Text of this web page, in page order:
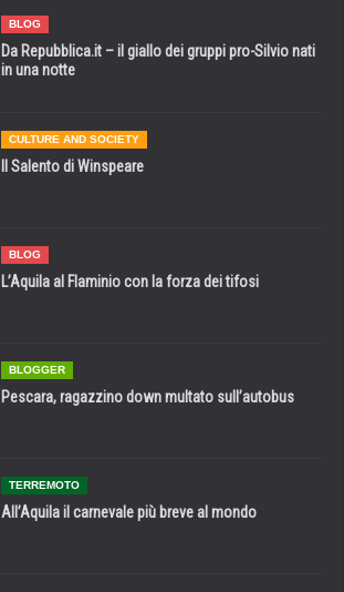
BLOG
Da Repubblica.it – il giallo dei gruppi pro-Silvio nati
in una notte
CULTURE AND SOCIETY
Il Salento di Winspeare
BLOG
L’Aquila al Flaminio con la forza dei tifosi
BLOGGER
Pescara, ragazzino down multato sull’autobus
TERREMOTO
All’Aquila il carnevale più breve al mondo